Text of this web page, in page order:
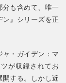
分も含めて、唯一
』シリーズを正
・ガイデン：マ
が収録されてお
する。しかし近